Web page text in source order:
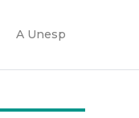
A Unesp